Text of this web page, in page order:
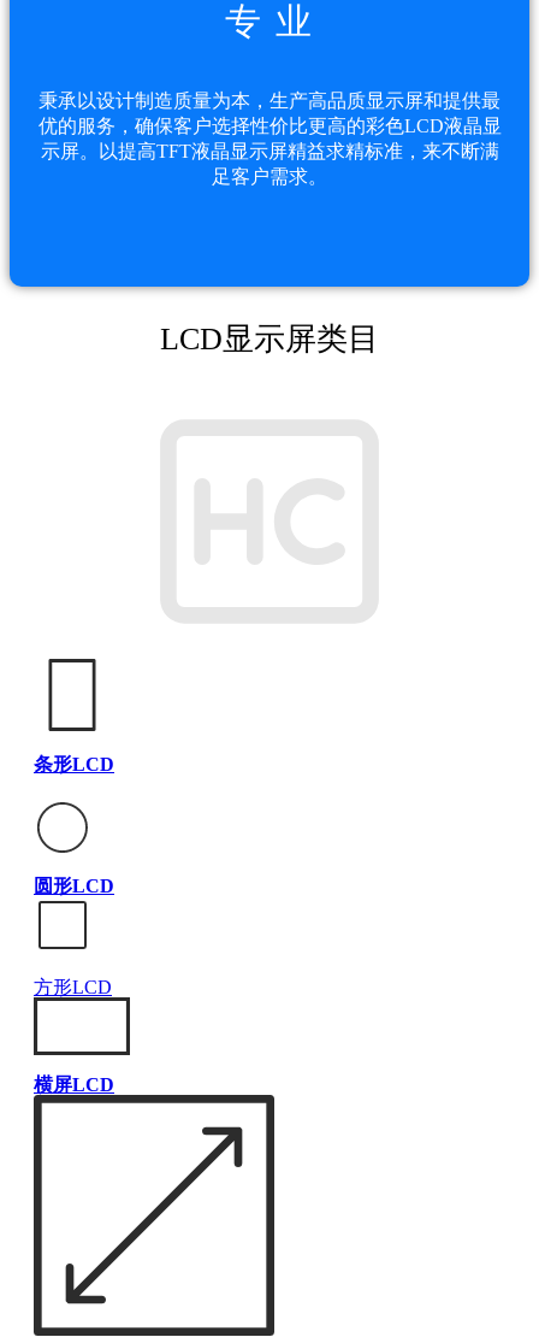
专 业
秉承以设计制造质量为本，生产高品质显示屏和提供最
优的服务，确保客户选择性价比更高的彩色LCD液晶显
示屏。以提高TFT液晶显示屏精益求精标准，来不断满
足客户需求。
LCD显示屏类目
条形LCD
圆形LCD
方形LCD
横屏LCD